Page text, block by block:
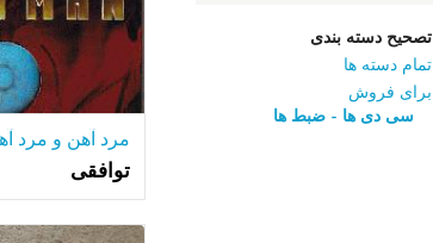
تصحیح دسته بندی
تمام دسته ها
برای فروش
سی ‌دی ‌ها - ضبط‌ ها
توافقی